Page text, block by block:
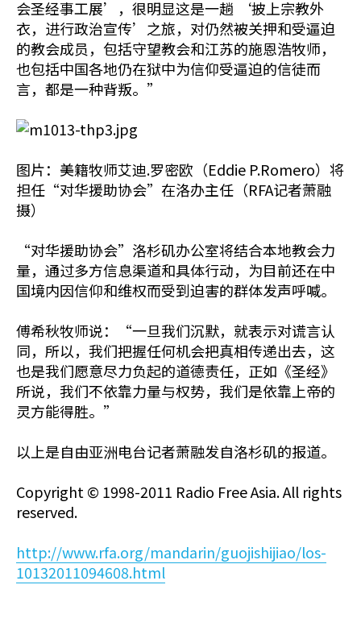
会圣经事工展’，很明显这是一趟 ‘披上宗教外
衣，进行政治宣传’之旅，对仍然被关押和受逼迫
的教会成员，包括守望教会和江苏的施恩浩牧师，
也包括中国各地仍在狱中为信仰受逼迫的信徒而
言，都是一种背叛。”
图片：美籍牧师艾迪.罗密欧（Eddie P.Romero）将
担任“对华援助协会”在洛办主任（RFA记者萧融
摄）
“对华援助协会”洛杉矶办公室将结合本地教会力
量，通过多方信息渠道和具体行动，为目前还在中
国境内因信仰和维权而受到迫害的群体发声呼喊。
傅希秋牧师说：“一旦我们沉默，就表示对谎言认
同，所以，我们把握任何机会把真相传递出去，这
也是我们愿意尽力负起的道德责任，正如《圣经》
所说，我们不依靠力量与权势，我们是依靠上帝的
灵方能得胜。”
以上是自由亚洲电台记者萧融发自洛杉矶的报道。
Copyright © 1998-2011 Radio Free Asia. All rights
reserved.
http://www.rfa.org/mandarin/guojishijiao/los-
10132011094608.html